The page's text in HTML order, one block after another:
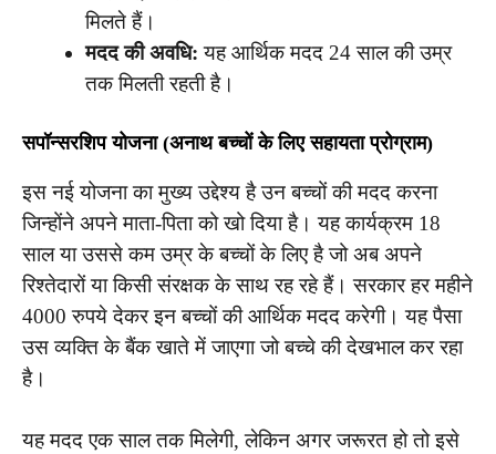
मिलते हैं।
मदद की अवधि: यह आर्थिक मदद 24 साल की उम्र
तक मिलती रहती है।
सपॉन्सरशिप योजना(अनाथ बच्चों के लिए सहायता प्रोग्राम)
इस नई योजना का मुख्य उद्देश्य है उन बच्चों की मदद करना
जिन्होंने अपने माता-पिता को खो दिया है। यह कार्यक्रम 18
साल या उससे कम उम्र के बच्चों के लिए है जो अब अपने
रिश्तेदारों या किसी संरक्षक के साथ रह रहे हैं। सरकार हर महीने
4000 रुपये देकर इन बच्चों की आर्थिक मदद करेगी। यह पैसा
उस व्यक्ति के बैंक खाते में जाएगा जो बच्चे की देखभाल कर रहा
है।
यह मदद एक साल तक मिलेगी, लेकिन अगर जरूरत हो तो इसे